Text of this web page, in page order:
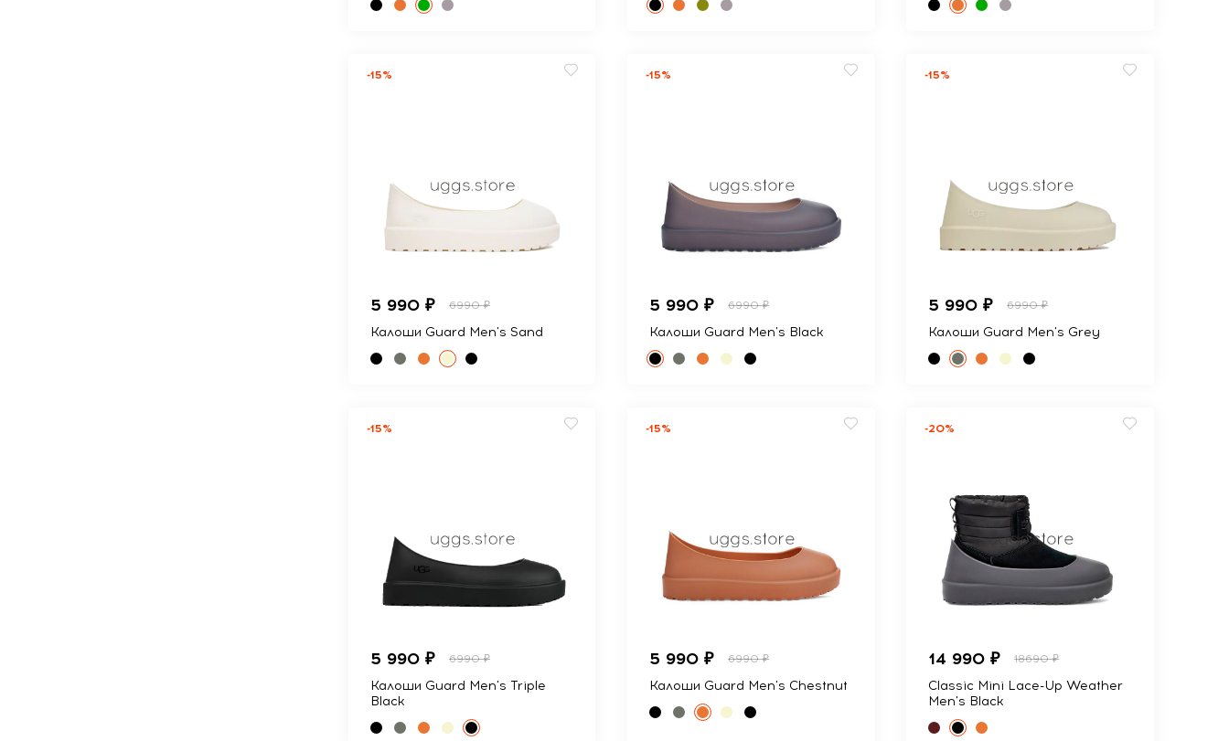
-15%
5 990 ₽ 6990 ₽
Калоши Guard Men's Sand
-15%
5 990 ₽ 6990 ₽
Калоши Guard Men's Black
-15%
5 990 ₽ 6990 ₽
Калоши Guard Men's Grey
-15%
5 990 ₽ 6990 ₽
Калоши Guard Men's Triple
Black
-15%
5 990 ₽ 6990 ₽
Калоши Guard Men's Chestnut
-20%
14 990 ₽ 18690 ₽
Classic Mini Lace-Up Weather
Men's Black